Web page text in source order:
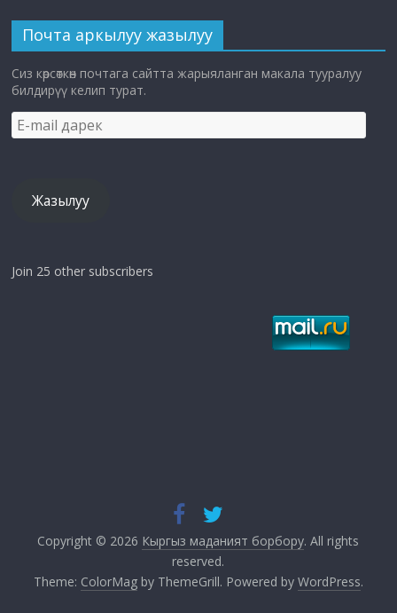
Почта аркылуу жазылуу
Сиз көрсөткөн почтага сайтта жарыяланган макала тууралуу
билдирүү келип турат.
E-
mail
Жазылуу
Join 25 other subscribers
Copyright © 2026 Кыргыз маданият борбору. All rights
reserved.
Theme: ColorMagby ThemeGrill. Powered by WordPress.